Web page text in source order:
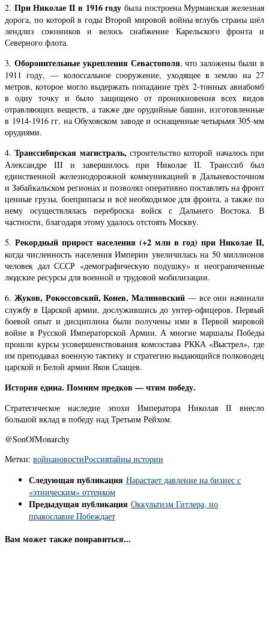
2. При Николае II в 1916 году была построена Мурманская железная
дорога, по которой в годы Второй мировой войны вглубь страны шёл
лендлиз союзников и велось снабжение Карельского фронта и
Северного флота.
3. Оборонительные укрепления Севастополя, что заложены были в
1911 году, — колоссальное сооружение, уходящее в землю на 27
метров, которое могло выдержать попадание трёх 2-тонных авиабомб
в одну точку и было защищено от проникновения всех видов
отравляющих веществ, а также две орудийные башни, изготовленные
в 1914-1916 гг. на Обуховском заводе и оснащенные четырьмя 305-мм
орудиями.
4.Транссибирская магистраль, строительство которой началось при
Александре III и завершилось при Николае II. Транссиб был
единственной железнодорожной коммуникацией в Дальневосточном
и Забайкальском регионах и позволял оперативно поставлять на фронт
ценные грузы, боеприпасы и всё необходимое для фронта, а также по
нему осуществлялась переброска войск с Дальнего Востока. В
частности, благодаря этому удалось отстоять Москву.
5. Рекордный прирост населения (+2 млн в год) при Николае II,
когда численность населения Империи увеличилась на 50 миллионов
человек дал СССР «демографическую подушку» и неограниченные
людские ресурсы для военной и трудовой мобилизации.
6. Жуков, Рокоссовский, Конев, Малиновский — все они начинали
службу в Царской армии, дослужившись до унтер-офицеров. Первый
боевой опыт и дисциплина были получены ими в Первой мировой
войне в Русской Императорской Армии. А многие маршалы Победы
прошли курсы усовершенствования комсостава РККА «Выстрел», где
им преподавал военную тактику и стратегию выдающийся полководец
царской и Белой армии Яков Слащев.
История едина. Помним предков — чтим победу.
Стратегическое наследие эпохи Императора Николая II внесло
большой вклад в победу над Третьим Рейхом.
@SonOfMonarchy
Метки: войнановостиРоссиятайны истории
Следующая публикация Нарастает давление на бизнес с
«этническим» оттенком
Предыдущая публикация Оккультизм Гитлера, но
православие Побеждает
Вам может также понравиться...